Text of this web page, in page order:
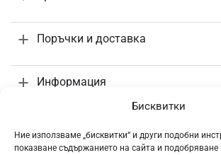
Бисквитки
Ние използваме „бисквитки“ и други подобни
показване съдържанието на сайта и подобряване
Поръчки и доставка
Информация